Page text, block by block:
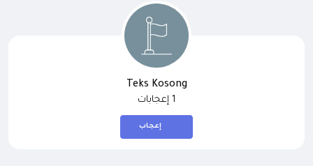
Teks Kosong
1 إعجابات
إعجاب